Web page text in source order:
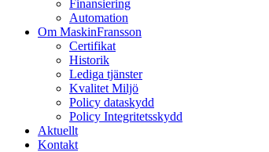
Finansiering
Automation
Om MaskinFransson
Certifikat
Historik
Lediga tjänster
Kvalitet Miljö
Policy dataskydd
Policy Integritetsskydd
Aktuellt
Kontakt